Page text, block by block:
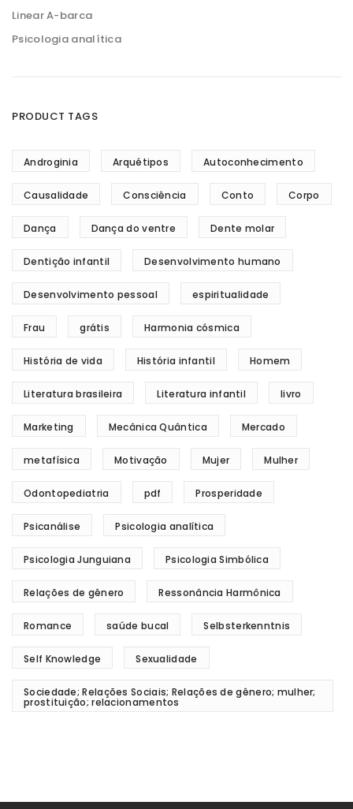
Linear A-barca
Psicologia analítica
PRODUCT TAGS
Androginia Arquétipos Autoconhecimento
Causalidade Consciência Conto Corpo
Dança Dança do ventre Dente molar
Dentição infantil Desenvolvimento humano
Desenvolvimento pessoal espiritualidade
Frau grátis Harmonia cósmica
História de vida História infantil Homem
Literatura brasileira Literatura infantil livro
Marketing Mecânica Quântica Mercado
metafísica Motivação Mujer Mulher
Odontopediatria pdf Prosperidade
Psicanálise Psicologia analítica
Psicologia Junguiana Psicologia Simbólica
Relações de gênero Ressonância Harmônica
Romance saúde bucal Selbsterkenntnis
Self Knowledge Sexualidade
Sociedade; Relações Sociais; Relações de gênero; mulher;
prostituição; relacionamentos